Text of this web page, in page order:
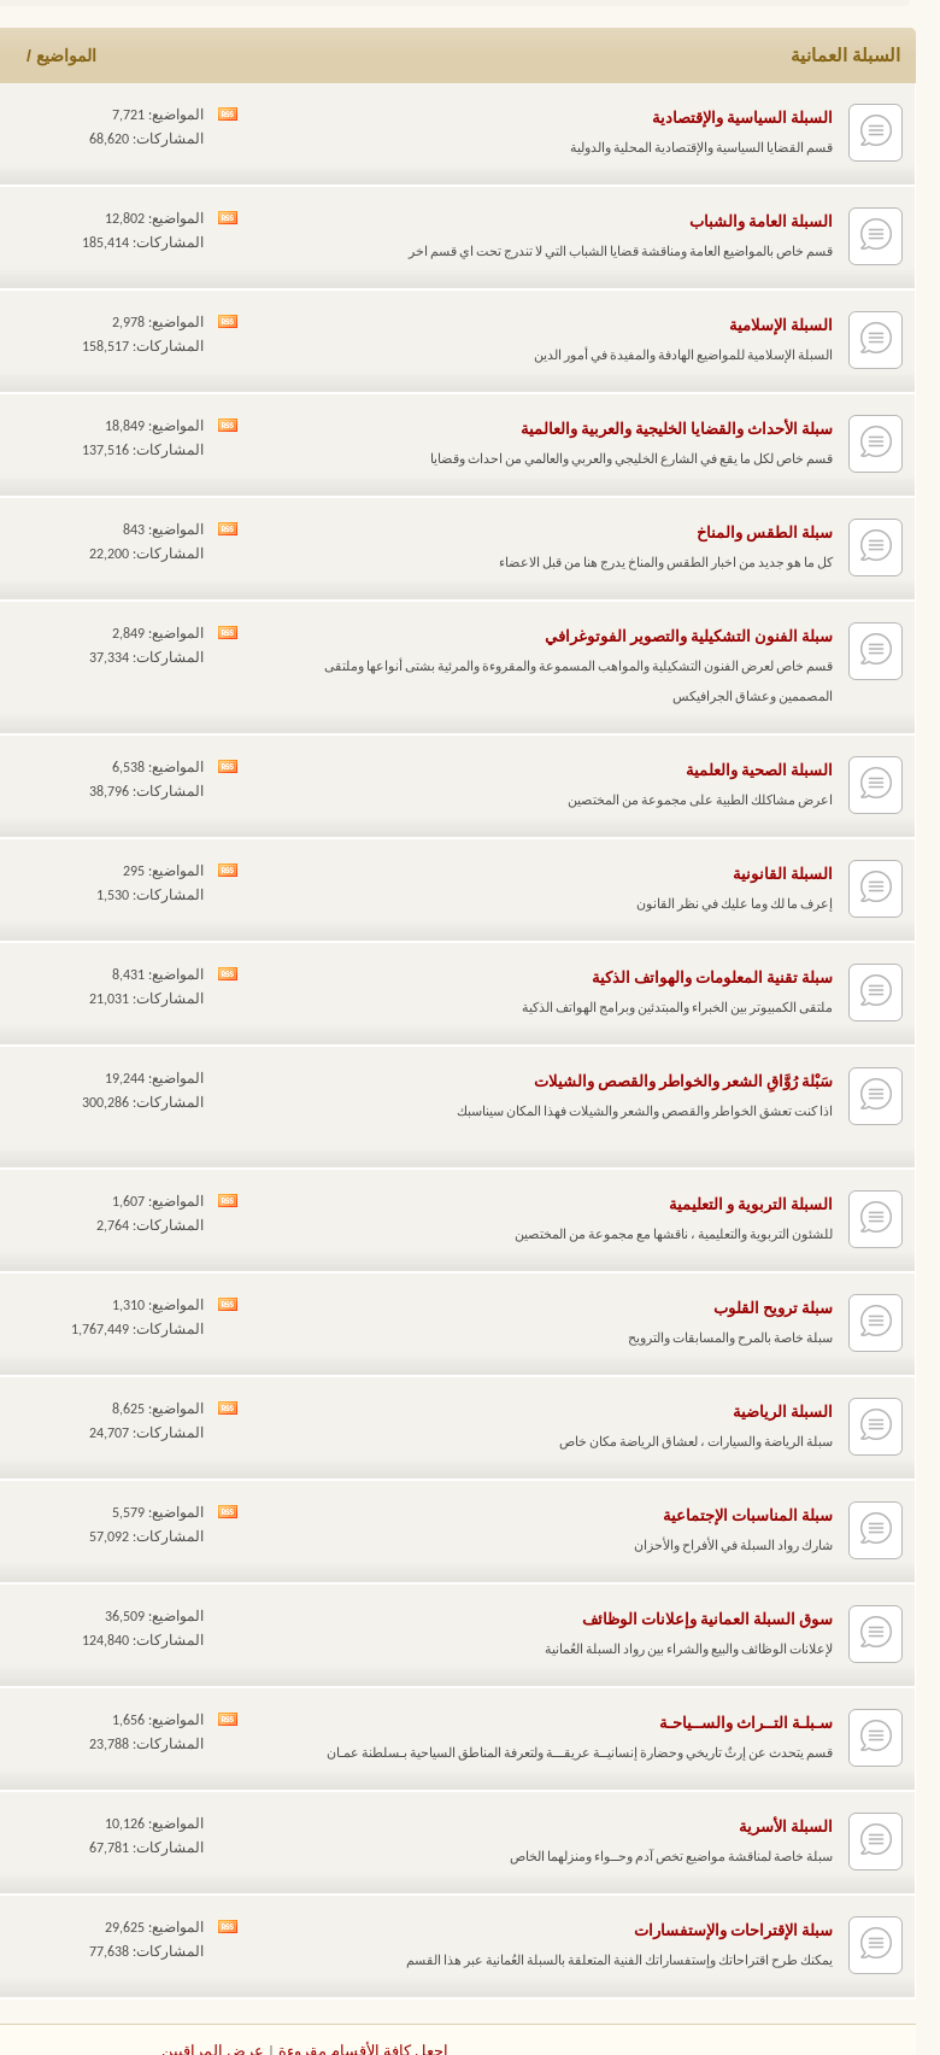
السبلة العمانية المواضيع /
السبلة السياسية والإقتصادية
قسم القضايا السياسية والإقتصادية المحلية والدولية
مشاهدة
هذا
المنتدى
المواضيع: 7,721
المشاركات: 68,620
السبلة العامة والشباب
قسم خاص بالمواضيع العامة ومناقشة قضايا الشباب التي لا تندرج تحت اي قسم اخر
مشاهدة
هذا
المنتدى
المواضيع: 12,802
المشاركات: 185,414
السبلة الإسلامية
السبلة الإسلامية للمواضيع الهادفة والمفيدة في أمور الدين
مشاهدة
هذا
المنتدى
المواضيع: 2,978
المشاركات: 158,517
سبلة الأحداث والقضايا الخليجية والعربية والعالمية
قسم خاص لكل ما يقع في الشارع الخليجي والعربي والعالمي من احداث وقضايا
مشاهدة
هذا
المنتدى
المواضيع: 18,849
المشاركات: 137,516
سبلة الطقس والمناخ
كل ما هو جديد من اخبار الطقس والمناخ يدرج هنا من قبل الاعضاء
مشاهدة
هذا
المنتدى
المواضيع: 843
المشاركات: 22,200
سبلة الفنون التشكيلية والتصوير الفوتوغرافي
قسم خاص لعرض الفنون التشكيلية والمواهب المسموعة والمقروءة والمرئية بشتى أنواعها وملتقى
المصممين وعشاق الجرافيكس
مشاهدة
المنتدى
المواضيع: 2,849
المشاركات: 37,334
السبلة الصحية والعلمية
اعرض مشاكلك الطبية على مجموعة من المختصين
مشاهدة
هذا
المنتدى
المواضيع: 6,538
المشاركات: 38,796
السبلة القانونية
إعرف ما لك وما عليك في نظر القانون
مشاهدة
هذا
المنتدى
المواضيع: 295
المشاركات: 1,530
سبلة تقنية المعلومات والهواتف الذكية
ملتقى الكمبيوتر بين الخبراء والمبتدئين وبرامج الهواتف الذكية
مشاهدة
هذا
المنتدى
المواضيع: 8,431
المشاركات: 21,031
سَبْلة رُوَّاقِ الشعر والخواطر والقصص والشيلات
اذا كنت تعشق الخواطر والقصص والشعر والشيلات فهذا المكان سيناسبك
المواضيع: 19,244
المشاركات: 300,286
السبلة التربوية و التعليمية
للشئون التربوية والتعليمية ، ناقشها مع مجموعة من المختصين
مشاهدة
هذا
المنتدى
المواضيع: 1,607
المشاركات: 2,764
سبلة ترويح القلوب
سبلة خاصة بالمرح والمسابقات والترويح
مشاهدة
هذا
المنتدى
المواضيع: 1,310
المشاركات: 1,767,449
السبلة الرياضية
سبلة الرياضة والسيارات ، لعشاق الرياضة مكان خاص
مشاهدة
هذا
المنتدى
المواضيع: 8,625
المشاركات: 24,707
سبلة المناسبات الإجتماعية
شارك رواد السبلة في الأفراح والأحزان
مشاهدة
هذا
المنتدى
المواضيع: 5,579
المشاركات: 57,092
سوق السبلة العمانية وإعلانات الوظائف
لإعلانات الوظائف والبيع والشراء بين رواد السبلة العُمانية
المواضيع: 36,509
المشاركات: 124,840
سـبلـة التــراث والســياحـة
قسم يتحدث عن إرثٌ تاريخي وحضارة إنسانيــة عريقـــة ولتعرفة المناطق السياحية بـسلطنة عمـان
مشاهدة
هذا
المنتدى
المواضيع: 1,656
المشاركات: 23,788
السبلة الأسرية
سبلة خاصة لمناقشة مواضيع تخص آدم وحــواء ومنزلهما الخاص
المواضيع: 10,126
المشاركات: 67,781
سبلة الإقتراحات والإستفسارات
يمكنك طرح اقتراحاتك وإستفساراتك الفنية المتعلقة بالسبلة العُمانية عبر هذا القسم
مشاهدة
هذا
المنتدى
المواضيع: 29,625
المشاركات: 77,638
اجعل كافة الأقسام مقروءة عرض المراقبين